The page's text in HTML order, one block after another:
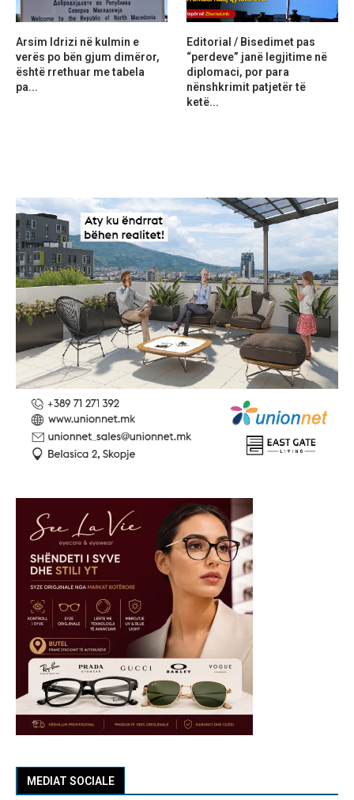
MEDIAT SOCIALE
Arsim Idrizi në kulmin e
verës po bën gjum dimëror,
është rrethuar me tabela
pa...
Editorial / Bisedimet pas
“perdeve” janë legjitime në
diplomaci, por para
nënshkrimit patjetër të
ketë...